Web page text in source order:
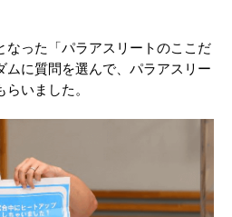
なった「パラアスリートのここだ
ムに質問を選んで、パラアスリー
いました。